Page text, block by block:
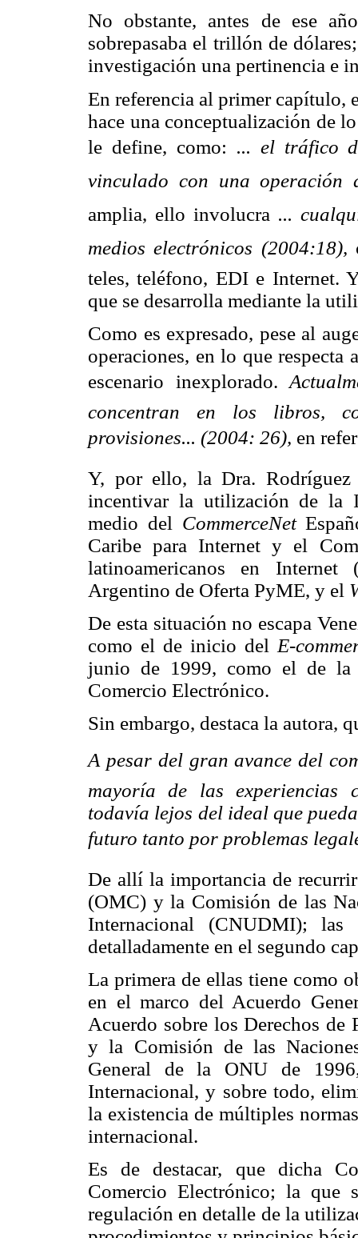
No obstante, antes de ese
sobrepasaba el trillón de
investigación una pertinencia e
En referencia al primer capítulo,
hace una conceptualización de
le define, como: ... el tráfico
vinculado con una operación
amplia, ello involucra ...
medios electrónicos (2004:18),
teles, teléfono, EDI e Internet.
que se desarrolla mediante la
Como es expresado, pese al
operaciones, en lo que
escenario inexplorado.
concentran en los libros,
provisiones... (2004: 26), en
Y, por ello, la Dra. Rodríguez
incentivar la utilización de la
medio del CommerceNet
Caribe para Internet y el
latinoamericanos en Internet
Argentino de Oferta PyME, y el
De esta situación no escapa
como el de inicio del E-
junio de 1999, como el de la
Comercio Electrónico.
Sin embargo, destaca la autora,
A pesar del gran avance del
mayoría de las experiencias
todavía lejos del ideal que
futuro tanto por problemas
De allí la importancia de
(OMC) y la Comisión de las
Internacional (CNUDMI); las
detalladamente en el segundo
La primera de ellas tiene como
en el marco del Acuerdo
Acuerdo sobre los Derechos de
y la Comisión de las
General de la ONU de
Internacional, y sobre todo,
la existencia de múltiples
internacional.
Es de destacar, que dicha
Comercio Electrónico; la que
regulación en detalle de la